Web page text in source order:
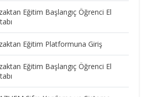
Eğitim Başlangıç Öğrenci El
Eğitim Platformuna Giriş
Eğitim Başlangıç Öğrenci El